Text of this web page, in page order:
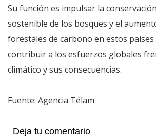
Su función es impulsar la
sostenible de los bosques y el
forestales de carbono en estos países
contribuir a los esfuerzos globales
climático y sus consecuencias.
Fuente: Agencia Télam
Deja tu comentario